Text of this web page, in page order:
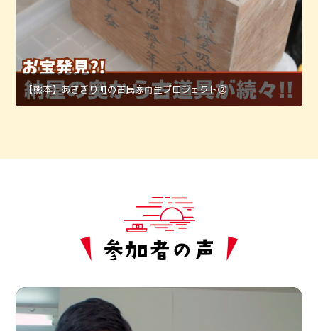
【熊本】あさぎり町の古民家再生プロジェクト②